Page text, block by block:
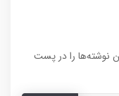
نوشته‌ها را در پست